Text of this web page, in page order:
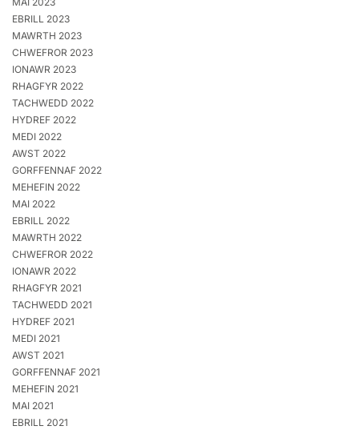
EBRILL 2023
MAWRTH 2023
CHWEFROR 2023
IONAWR 2023
RHAGFYR 2022
TACHWEDD 2022
HYDREF 2022
MEDI 2022
AWST 2022
GORFFENNAF 2022
MEHEFIN 2022
MAI 2022
EBRILL 2022
MAWRTH 2022
CHWEFROR 2022
IONAWR 2022
RHAGFYR 2021
TACHWEDD 2021
HYDREF 2021
MEDI 2021
AWST 2021
GORFFENNAF 2021
MEHEFIN 2021
MAI 2021
EBRILL 2021